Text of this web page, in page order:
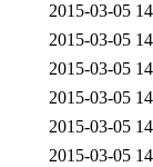
2015-03-05
2015-03-05
2015-03-05
2015-03-05
2015-03-05
2015-03-05